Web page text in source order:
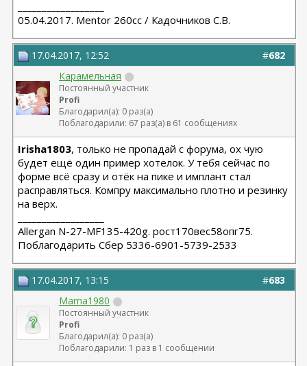
05.04.2017. Mentor 260cc / Кадочников С.В.
#682
17.04.2017, 12:52
Карамельная
Постоянный участник
Profi
Благодарил(а): 0 раз(а)
Поблагодарили: 67 раз(а) в 61 сообщениях
Irisha1803, только не пропадай с форума, ох чую
будет ещё один пример хотелок. У тебя сейчас по
форме всё сразу и отёк на пике и имплант стал
расправляться. Компру максимально плотно и резинку
на верх.
Allergan N-27-MF135-420g. рост170вес58опг75.
Поблагодарить Сбер 5336-6901-5739-2533
#683
17.04.2017, 13:15
Mama1980
Постоянный участник
Profi
Благодарил(а): 0 раз(а)
Поблагодарили: 1 раз в 1 сообщении